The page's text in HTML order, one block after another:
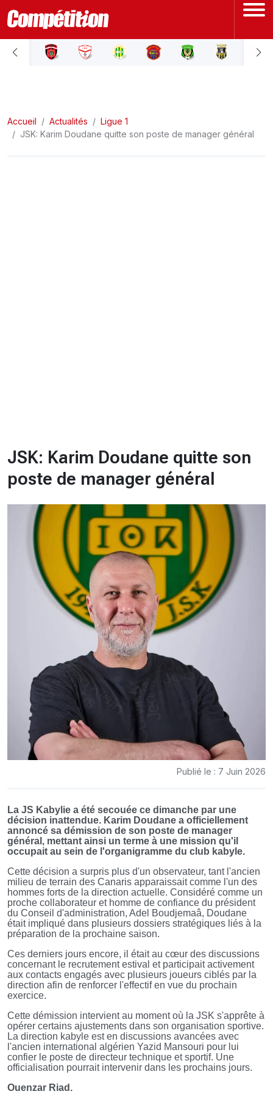
ACCUEIL
LIGUE 2
Accueil Actualités
Ligue 1
JSK: Karim Doudane quitte son poste de manager général
JSK: Karim Doudane quitte son
poste de manager général
Publié le : 7 Juin 2026
La JS Kabylie a été secouée ce dimanche par une
décision inattendue. Karim Doudane a officiellement
annoncé sa démission de son poste de manager
général, mettant ainsi un terme à une mission qu'il
occupait au sein de l'organigramme du club kabyle.
Cette décision a surpris plus d'un observateur, tant l'ancien
milieu de terrain des Canaris apparaissait comme l'un des
hommes forts de la direction actuelle. Considéré comme un
proche collaborateur et homme de confiance du président
du Conseil d'administration, Adel Boudjemaâ, Doudane
était impliqué dans plusieurs dossiers stratégiques liés à la
préparation de la prochaine saison.
Ces derniers jours encore, il était au cœur des discussions
concernant le recrutement estival et participait activement
aux contacts engagés avec plusieurs joueurs ciblés par la
direction afin de renforcer l'effectif en vue du prochain
exercice.
Cette démission intervient au moment où la JSK s'apprête à
opérer certains ajustements dans son organisation sportive.
La direction kabyle est en discussions avancées avec
l'ancien international algérien Yazid Mansouri pour lui
confier le poste de directeur technique et sportif. Une
officialisation pourrait intervenir dans les prochains jours.
Ouenzar Riad.